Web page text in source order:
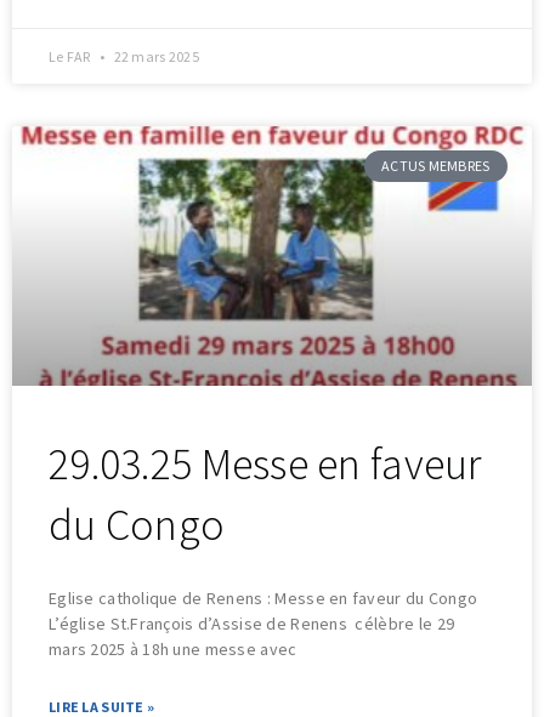
Le FAR 22 mars 2025
ACTUS MEMBRES
29.03.25 Messe en faveur
du Congo
Eglise catholique de Renens : Messe en faveur du Congo
L’église St.François d’Assise de Renens célèbre le 29
mars 2025 à 18h une messe avec
LIRE LA SUITE »